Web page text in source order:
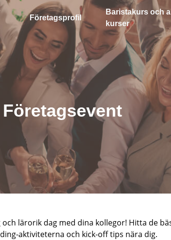
Företagsprofil
Baristakurs och
kurser
Företagsevent
lärorik dag med dina kollegor! Hitta de
aktiviteterna och kick-off tips nära dig.